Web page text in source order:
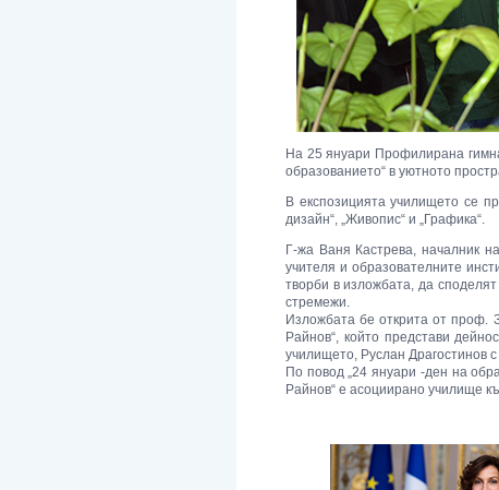
На 25 януари Профилирана
образованието“ в уютното
В експозицията училището се
дизайн“, „Живопис“ и „Графика“.
Г-жа Ваня Кастрева, началник
учителя и образователните
творби в изложбата, да
стремежи.
Изложбата бе открита от проф.
Райнов“, който представи
училището, Руслан Драгостинов
По повод „24 януари -ден на
Райнов“ е асоциирано училище